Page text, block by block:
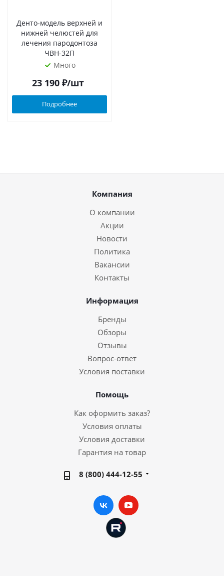
Денто-модель верхней и
нижней челюстей для
лечения пародонтоза
ЧВН-32П
Много
23 190₽/шт
Подробнее
Компания
О компании
Акции
Новости
Политика
Вакансии
Контакты
Информация
Бренды
Обзоры
Отзывы
Вопрос-ответ
Условия поставки
Помощь
Как оформить заказ?
Условия оплаты
Условия доставки
Гарантия на товар
8 (800) 444-12-55